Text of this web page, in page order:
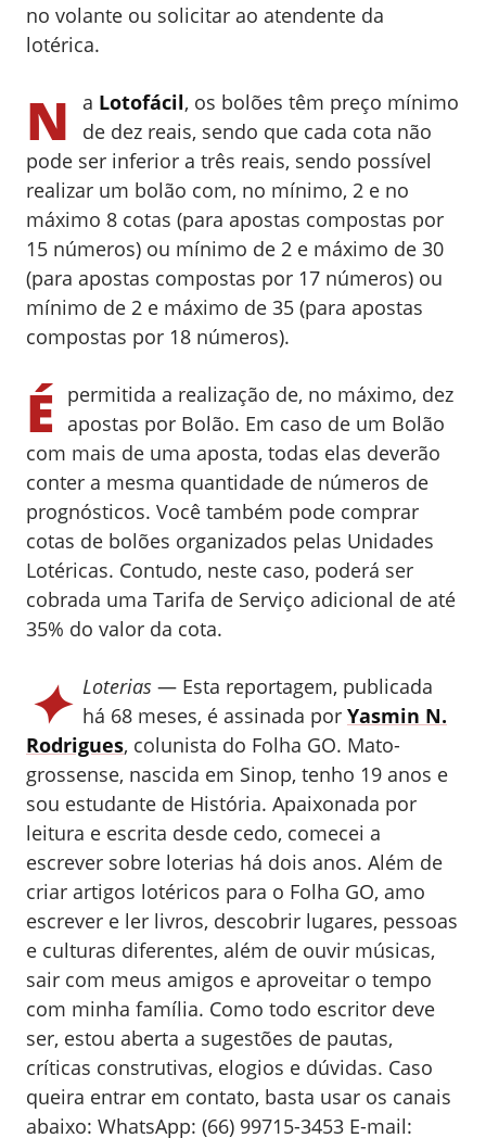
no volante ou solicitar ao atendente da
lotérica.
N a Lotofácil, os bolões têm preço mínimo
de dez reais, sendo que cada cota não
pode ser inferior a três reais, sendo possível
realizar um bolão com, no mínimo, 2 e no
máximo 8 cotas (para apostas compostas por
15 números) ou mínimo de 2 e máximo de 30
(para apostas compostas por 17 números) ou
mínimo de 2 e máximo de 35 (para apostas
compostas por 18 números).
É
permitida a realização de, no máximo, dez
apostas por Bolão. Em caso de um Bolão
com mais de uma aposta, todas elas deverão
conter a mesma quantidade de números de
prognósticos. Você também pode comprar
cotas de bolões organizados pelas Unidades
Lotéricas. Contudo, neste caso, poderá ser
cobrada uma Tarifa de Serviço adicional de até
35% do valor da cota.
✦ Loterias — Esta reportagem, publicada
há 68 meses, é assinada por Yasmin N.
Rodrigues, colunista do Folha GO. Mato-
grossense, nascida em Sinop, tenho 19 anos e
sou estudante de História. Apaixonada por
leitura e escrita desde cedo, comecei a
escrever sobre loterias há dois anos. Além de
criar artigos lotéricos para o Folha GO, amo
escrever e ler livros, descobrir lugares, pessoas
e culturas diferentes, além de ouvir músicas,
sair com meus amigos e aproveitar o tempo
com minha família. Como todo escritor deve
ser, estou aberta a sugestões de pautas,
críticas construtivas, elogios e dúvidas. Caso
queira entrar em contato, basta usar os canais
abaixo: WhatsApp: (66) 99715-3453 E-mail: